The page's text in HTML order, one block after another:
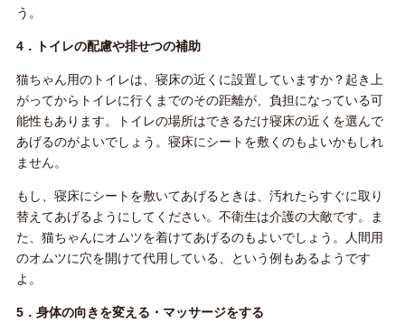
う。
4．トイレの配慮や排せつの補助
猫ちゃん用のトイレは、寝床の近くに設置していますか？起き上
がってからトイレに行くまでのその距離が、負担になっている可
能性もあります。トイレの場所はできるだけ寝床の近くを選んで
あげるのがよいでしょう。寝床にシートを敷くのもよいかもしれ
ません。
もし、寝床にシートを敷いてあげるときは、汚れたらすぐに取り
替えてあげるようにしてください。不衛生は介護の大敵です。ま
た、猫ちゃんにオムツを着けてあげるのもよいでしょう。人間用
のオムツに穴を開けて代用している、という例もあるようです
よ。
5．身体の向きを変える・マッサージをする